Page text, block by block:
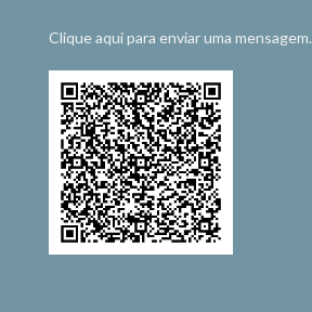
Clique aqui para enviar uma mensagem.